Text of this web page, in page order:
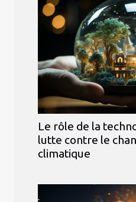
Le rôle de la
lutte contre le
climatique